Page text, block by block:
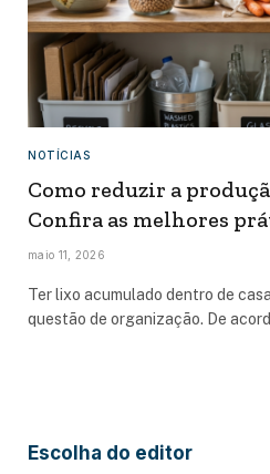
NOTÍCIAS
Como reduzir a
Confira as melhores
maio 11, 2026
Ter lixo acumulado dentro de
questão de organização. De
Escolha do editor